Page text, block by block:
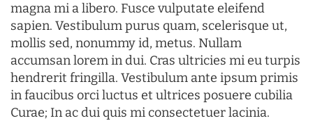
magna mi a libero. Fusce vulputate eleifend
sapien. Vestibulum purus quam, scelerisque ut,
mollis sed, nonummy id, metus. Nullam
accumsan lorem in dui. Cras ultricies mi eu turpis
hendrerit fringilla. Vestibulum ante ipsum primis
in faucibus orci luctus et ultrices posuere cubilia
Curae; In ac dui quis mi consectetuer lacinia.